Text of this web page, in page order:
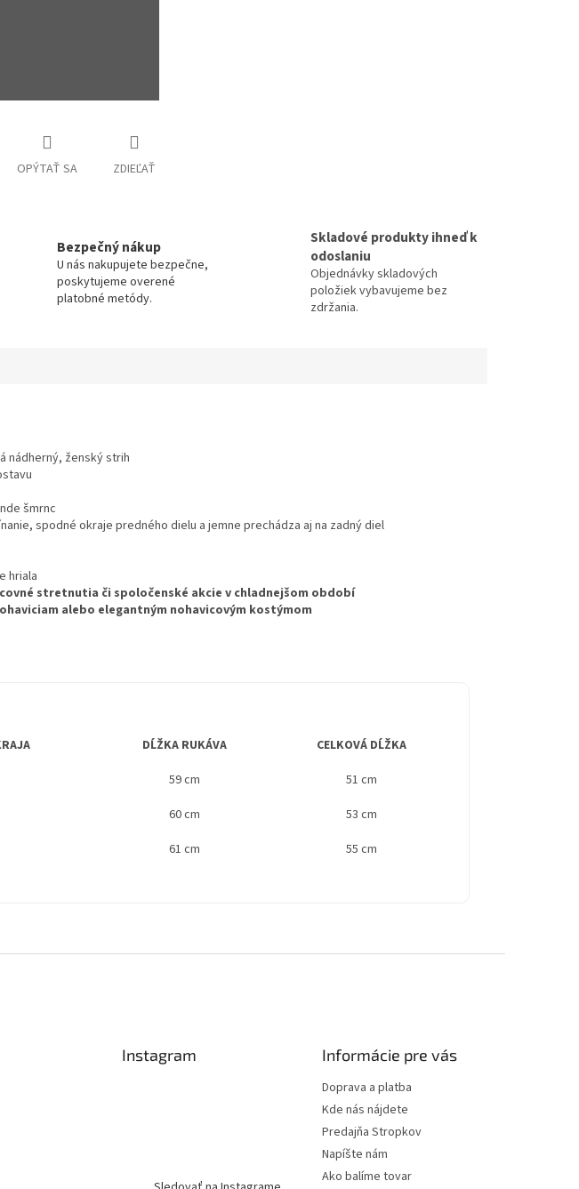
OPÝTAŤ SA ZDIEĽAŤ
Bezpečný nákup
U nás nakupujete bezpečne,
poskytujeme overené
platobné metódy.
Skladové produkty ihneď k
odoslaniu
Objednávky skladových
položiek vybavujeme bez
zdržania.
nádherný, ženský strih
šmrnc
spodné okraje predného dielu a jemne prechádza aj na zadný diel
hriala
stretnutia či spoločenské akcie v chladnejšom období
alebo elegantným nohavicovým kostýmom
DĹŽKA RUKÁVA
CELKOVÁ DĹŽKA
59 cm
51 cm
60 cm
53 cm
61 cm 55 cm
Instagram Informácie pre vás
Doprava a platba
Kde nás nájdete
Predajňa Stropkov
Napíšte nám
Ako balíme tovar